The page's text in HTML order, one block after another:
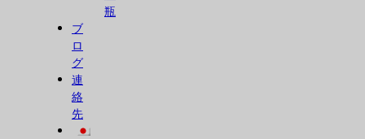
瓶
ブ
ロ
グ
連
絡
先